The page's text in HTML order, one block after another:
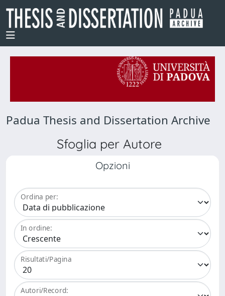
Padua Thesis and Dissertation Archive
Sfoglia per Autore
Opzioni
Ordina per:
In ordine:
Risultati/Pagina
Autori/Record: